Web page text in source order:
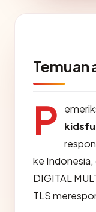
Temuan
P
ke Indonesia,
DIGITAL
TLS